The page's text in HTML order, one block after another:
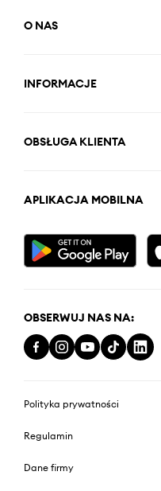
O NAS
INFORMACJE
OBSŁUGA KLIENTA
APLIKACJA MOBILNA
OBSERWUJ NAS NA:
Polityka prywatności
Regulamin
Dane firmy